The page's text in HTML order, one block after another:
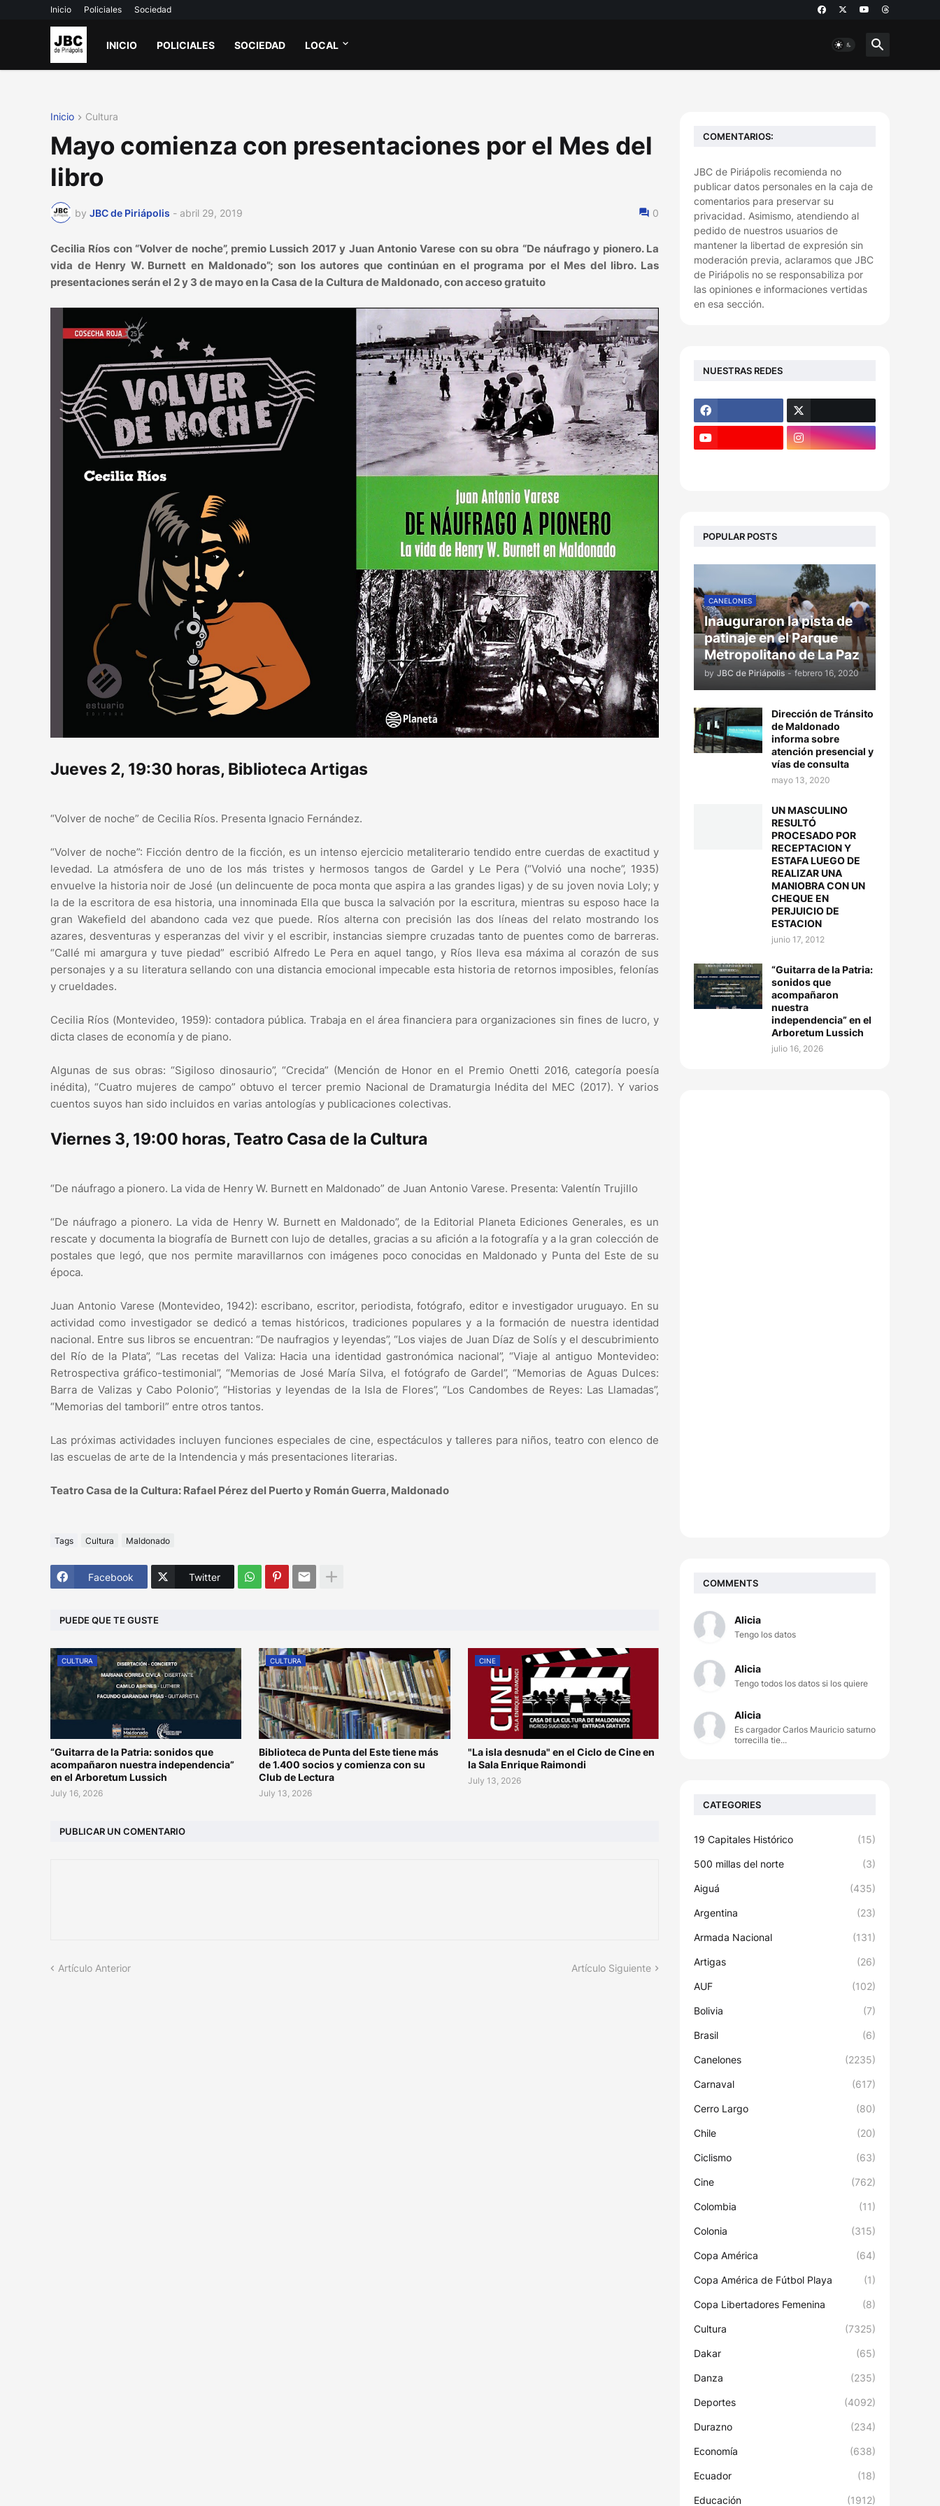
Inicio Policiales Sociedad
INICIO POLICIALES SOCIEDAD LOCAL
Inicio Cultura
Mayo comienza con presentaciones por el Mes del
libro
by JBC de Piriápolis - abril 29, 2019 0
Cecilia Ríos con “Volver de noche”, premio Lussich 2017 y Juan Antonio Varese con su obra “De náufrago y pionero. La
vida de Henry W. Burnett en Maldonado”; son los autores que continúan en el programa por el Mes del libro. Las
presentaciones serán el 2 y 3 de mayo en la Casa de la Cultura de Maldonado, con acceso gratuito
Jueves 2, 19:30 horas, Biblioteca Artigas
“Volver de noche” de Cecilia Ríos. Presenta Ignacio Fernández.
“Volver de noche”: Ficción dentro de la ficción, es un intenso ejercicio metaliterario tendido entre cuerdas de exactitud y
levedad. La atmósfera de uno de los más tristes y hermosos tangos de Gardel y Le Pera (“Volvió una noche”, 1935)
envuelve la historia noir de José (un delincuente de poca monta que aspira a las grandes ligas) y de su joven novia Loly; y
la de la escritora de esa historia, una innominada Ella que busca la salvación por la escritura, mientras su esposo hace la
gran Wakefield del abandono cada vez que puede. Ríos alterna con precisión las dos líneas del relato mostrando los
azares, desventuras y esperanzas del vivir y el escribir, instancias siempre cruzadas tanto de puentes como de barreras.
“Callé mi amargura y tuve piedad” escribió Alfredo Le Pera en aquel tango, y Ríos lleva esa máxima al corazón de sus
personajes y a su literatura sellando con una distancia emocional impecable esta historia de retornos imposibles, felonías
y crueldades.
Cecilia Ríos (Montevideo, 1959): contadora pública. Trabaja en el área financiera para organizaciones sin fines de lucro, y
dicta clases de economía y de piano.
Algunas de sus obras: “Sigiloso dinosaurio”, “Crecida” (Mención de Honor en el Premio Onetti 2016, categoría poesía
inédita), “Cuatro mujeres de campo” obtuvo el tercer premio Nacional de Dramaturgia Inédita del MEC (2017). Y varios
cuentos suyos han sido incluidos en varias antologías y publicaciones colectivas.
Viernes 3, 19:00 horas, Teatro Casa de la Cultura
“De náufrago a pionero. La vida de Henry W. Burnett en Maldonado” de Juan Antonio Varese. Presenta: Valentín Trujillo
“De náufrago a pionero. La vida de Henry W. Burnett en Maldonado”, de la Editorial Planeta Ediciones Generales, es un
rescate y documenta la biografía de Burnett con lujo de detalles, gracias a su afición a la fotografía y a la gran colección de
postales que legó, que nos permite maravillarnos con imágenes poco conocidas en Maldonado y Punta del Este de su
época.
Juan Antonio Varese (Montevideo, 1942): escribano, escritor, periodista, fotógrafo, editor e investigador uruguayo. En su
actividad como investigador se dedicó a temas históricos, tradiciones populares y a la formación de nuestra identidad
nacional. Entre sus libros se encuentran: “De naufragios y leyendas”, “Los viajes de Juan Díaz de Solís y el descubrimiento
del Río de la Plata”, “Las recetas del Valiza: Hacia una identidad gastronómica nacional”, “Viaje al antiguo Montevideo:
Retrospectiva gráfico-testimonial”, “Memorias de José María Silva, el fotógrafo de Gardel”, “Memorias de Aguas Dulces:
Barra de Valizas y Cabo Polonio”, “Historias y leyendas de la Isla de Flores”, “Los Candombes de Reyes: Las Llamadas”,
“Memorias del tamboril” entre otros tantos.
Las próximas actividades incluyen funciones especiales de cine, espectáculos y talleres para niños, teatro con elenco de
las escuelas de arte de la Intendencia y más presentaciones literarias.
Teatro Casa de la Cultura: Rafael Pérez del Puerto y Román Guerra, Maldonado
Tags Cultura Maldonado
Facebook Twitter
PUEDE QUE TE GUSTE
CULTURA
“Guitarra de la Patria: sonidos que
acompañaron nuestra independencia”
en el Arboretum Lussich
July 16, 2026
CULTURA
Biblioteca de Punta del Este tiene más
de 1.400 socios y comienza con su
Club de Lectura
July 13, 2026
CINE
"La isla desnuda" en el Ciclo de Cine en
la Sala Enrique Raimondi
July 13, 2026
PUBLICAR UN COMENTARIO
Artículo Anterior Artículo Siguiente
COMENTARIOS:
JBC de Piriápolis recomienda no
publicar datos personales en la caja de
comentarios para preservar su
privacidad. Asimismo, atendiendo al
pedido de nuestros usuarios de
mantener la libertad de expresión sin
moderación previa, aclaramos que JBC
de Piriápolis no se responsabiliza por
las opiniones e informaciones vertidas
en esa sección.
NUESTRAS REDES
POPULAR POSTS
CANELONES
Inauguraron la pista de
patinaje en el Parque
Metropolitano de La Paz
by JBC de Piriápolis - febrero 16, 2020
Dirección de Tránsito
de Maldonado
informa sobre
atención presencial y
vías de consulta
mayo 13, 2020
UN MASCULINO
RESULTÓ
PROCESADO POR
RECEPTACION Y
ESTAFA LUEGO DE
REALIZAR UNA
MANIOBRA CON UN
CHEQUE EN
PERJUICIO DE
ESTACION
junio 17, 2012
“Guitarra de la Patria:
sonidos que
acompañaron
nuestra
independencia” en el
Arboretum Lussich
julio 16, 2026
COMMENTS
Alicia
Tengo los datos
Alicia
Tengo todos los datos si los quiere
Alicia
Es cargador Carlos Mauricio saturno
torrecilla tie...
CATEGORIES
19 Capitales Histórico (15)
500 millas del norte (3)
Aiguá (435)
Argentina (23)
Armada Nacional (131)
Artigas (26)
AUF (102)
Bolivia (7)
Brasil (6)
Canelones (2235)
Carnaval (617)
Cerro Largo (80)
Chile (20)
Ciclismo (63)
Cine (762)
Colombia (11)
Colonia (315)
Copa América (64)
Copa América de Fútbol Playa (1)
Copa Libertadores Femenina (8)
Cultura (7325)
Dakar (65)
Danza (235)
Deportes (4092)
Durazno (234)
Economía (638)
Ecuador (18)
Educación (1912)